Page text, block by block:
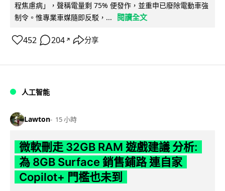
程焦慮病」，聲稱電量剩 75% 便發作，並重申已廢除電動車強
制令。惟專業車媒隨即反駁，...
閱讀全文
452 204 ↗ 分享
人工智能
Lawton 15 小時
微軟刪走 32GB RAM 遊戲建議 分析:
為 8GB Surface 銷售鋪路 連自家
Copilot+ 門檻也未到